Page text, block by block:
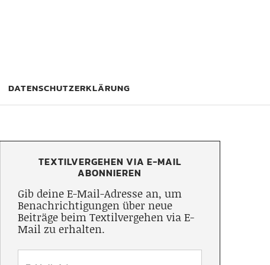
DATENSCHUTZERKLÄRUNG
TEXTILVERGEHEN VIA E-MAIL
ABONNIEREN
Gib deine E-Mail-Adresse an, um
Benachrichtigungen über neue
Beiträge beim Textilvergehen via E-
Mail zu erhalten.